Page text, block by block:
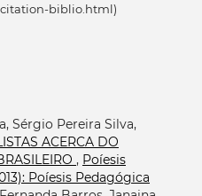
biblio.html)
Sérgio Pereira Silva,
ACERCA DO
, Poíesis
Poíesis Pedagógica